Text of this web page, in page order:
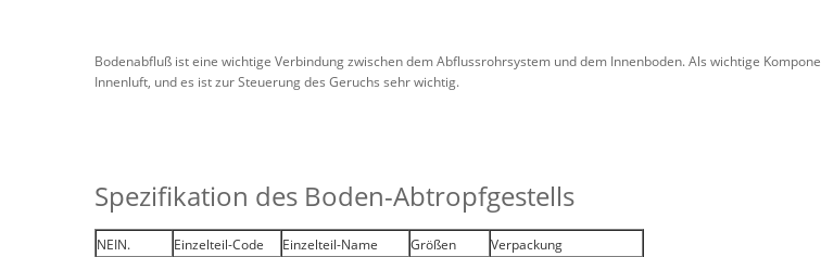
Bodenabfluß ist eine wichtige Verbindung zwischen dem Abflussrohrsystem und dem Innenboden. Als wichtige
Innenluft, und es ist zur Steuerung des Geruchs sehr wichtig.
Spezifikation des Boden-Abtropfgestells
NEIN. Einzelteil-Code Einzelteil-Name Größen
Verpackung